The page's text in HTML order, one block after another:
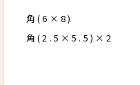
角(6×8)
角(2.5×5.5)×2